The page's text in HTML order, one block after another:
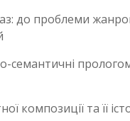
до проблеми
семантичні
композиції та її